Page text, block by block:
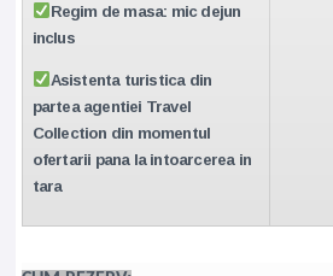
Regim de masa: mic dejun
inclus
Asistenta turistica din
partea agentiei Travel
Collection din momentul
ofertarii pana la intoarcerea in
tara